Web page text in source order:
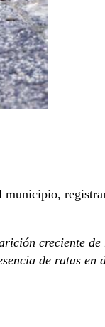
creciente
de ratas en